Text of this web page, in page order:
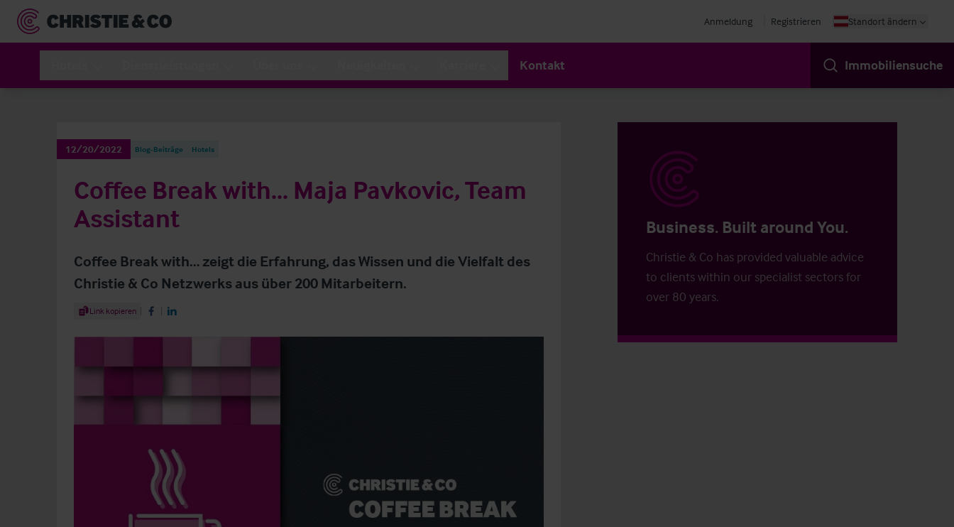
Anmeldung Registrieren Standort ändern
Kontakt Immobiliensuche
12/20/2022 Blog-Beiträge Hotels
Coffee Break with... Maja Pavkovic, Team
Assistant
Coffee Break with… zeigt die Erfahrung, das Wissen und die Vielfalt des
Christie & Co Netzwerks aus über 200 Mitarbeitern.
Share Article
Link kopieren Share on Facebook
Share on LinkedIn
Business. Built around You.
Christie & Co has provided valuable advice
to clients within our specialist sectors for
over 80 years.